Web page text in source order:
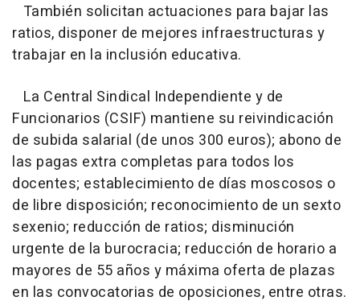
También solicitan actuaciones para bajar las
ratios, disponer de mejores infraestructuras y
trabajar en la inclusión educativa.
La Central Sindical Independiente y de
Funcionarios (CSIF) mantiene su reivindicación
de subida salarial (de unos 300 euros); abono de
las pagas extra completas para todos los
docentes; establecimiento de días moscosos o
de libre disposición; reconocimiento de un sexto
sexenio; reducción de ratios; disminución
urgente de la burocracia; reducción de horario a
mayores de 55 años y máxima oferta de plazas
en las convocatorias de oposiciones, entre otras.